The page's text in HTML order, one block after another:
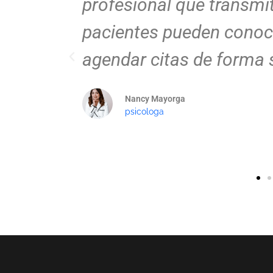
mis
profesional, atractiva y
equipo captó
marca y la plasmó en
moderno.